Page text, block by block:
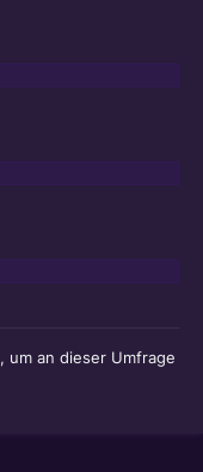
, um an dieser Umfrage